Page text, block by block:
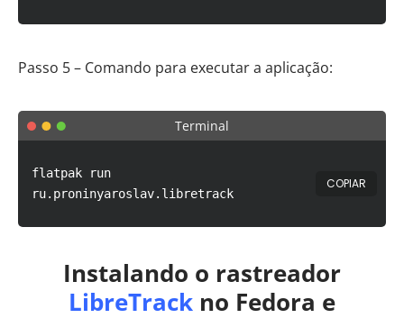
Passo 5 – Comando para executar a aplicação:
Terminal
flatpak run
ru.proninyaroslav.libretrack
COPIAR
Instalando o rastreador
LibreTrack no Fedora e